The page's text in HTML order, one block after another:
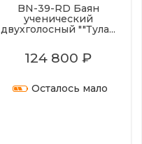
BN-39-RD Баян
ученический
двухголосный ""Тула...
124 800 ₽
Осталось мало